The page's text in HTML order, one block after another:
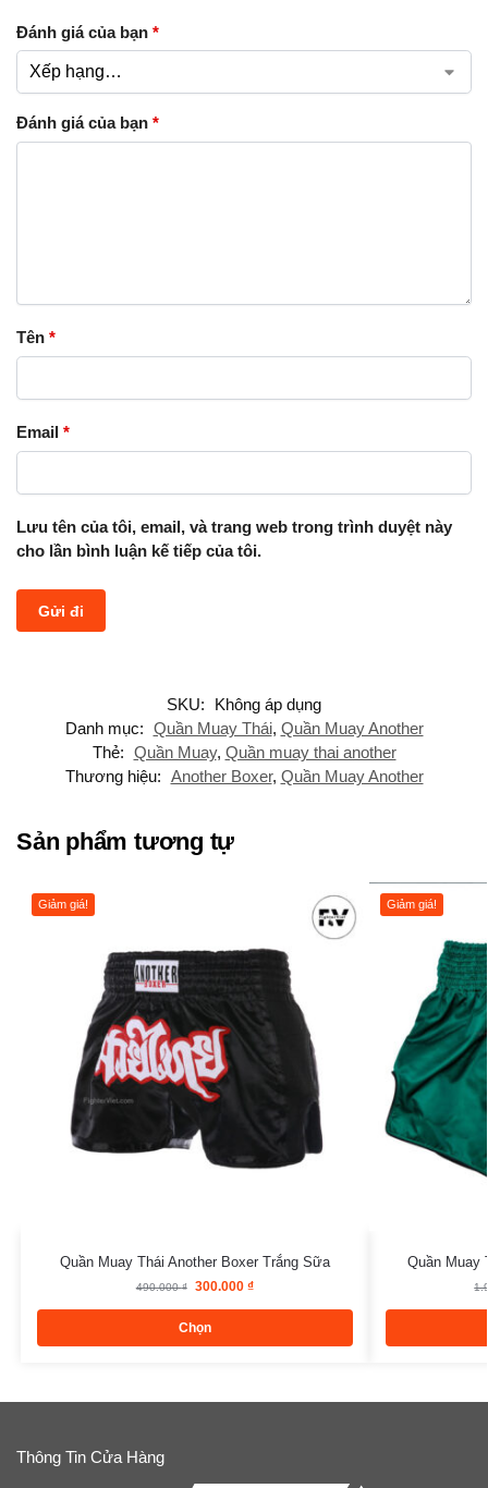
Đánh giá của bạn *
Đánh giá của bạn *
Tên *
Email *
Lưu tên của tôi, email, và trang web trong trình duyệt này
cho lần bình luận kế tiếp của tôi.
SKU:
Không áp dụng
Danh mục: Quần Muay Thái, Quần Muay Another
Thẻ: Quần Muay, Quần muay thai another
Thương hiệu: Another Boxer, Quần Muay Another
Sản phẩm tương tự
Giảm giá!
Quần Muay Thái Another Boxer Trắng Sữa
490.000₫ 300.000 ₫
Chọn
Giảm giá!
Quần Muay
Thông Tin Cửa Hàng